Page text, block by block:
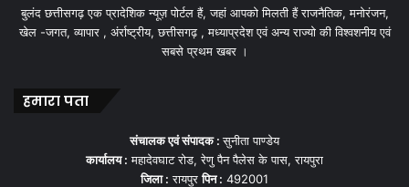
बुलंद छत्तीसगढ़ एक प्रादेशिक न्यूज़ पोर्टल हैं, जहां आपको मिलती हैं राजनैतिक, मनोरंजन,
खेल -जगत, व्यापार , अंर्राष्ट्रीय, छत्तीसगढ़ , मध्याप्रदेश एवं अन्य राज्यो की विश्वशनीय एवं
सबसे प्रथम खबर ।
हमारा पता
संचालक एवं संपादक :सुनीता पाण्डेय
कार्यालय : महादेवघाट रोड, रेणु पैन पैलेस के पास, रायपुरा
जिला : रायपुरपिन : 492001